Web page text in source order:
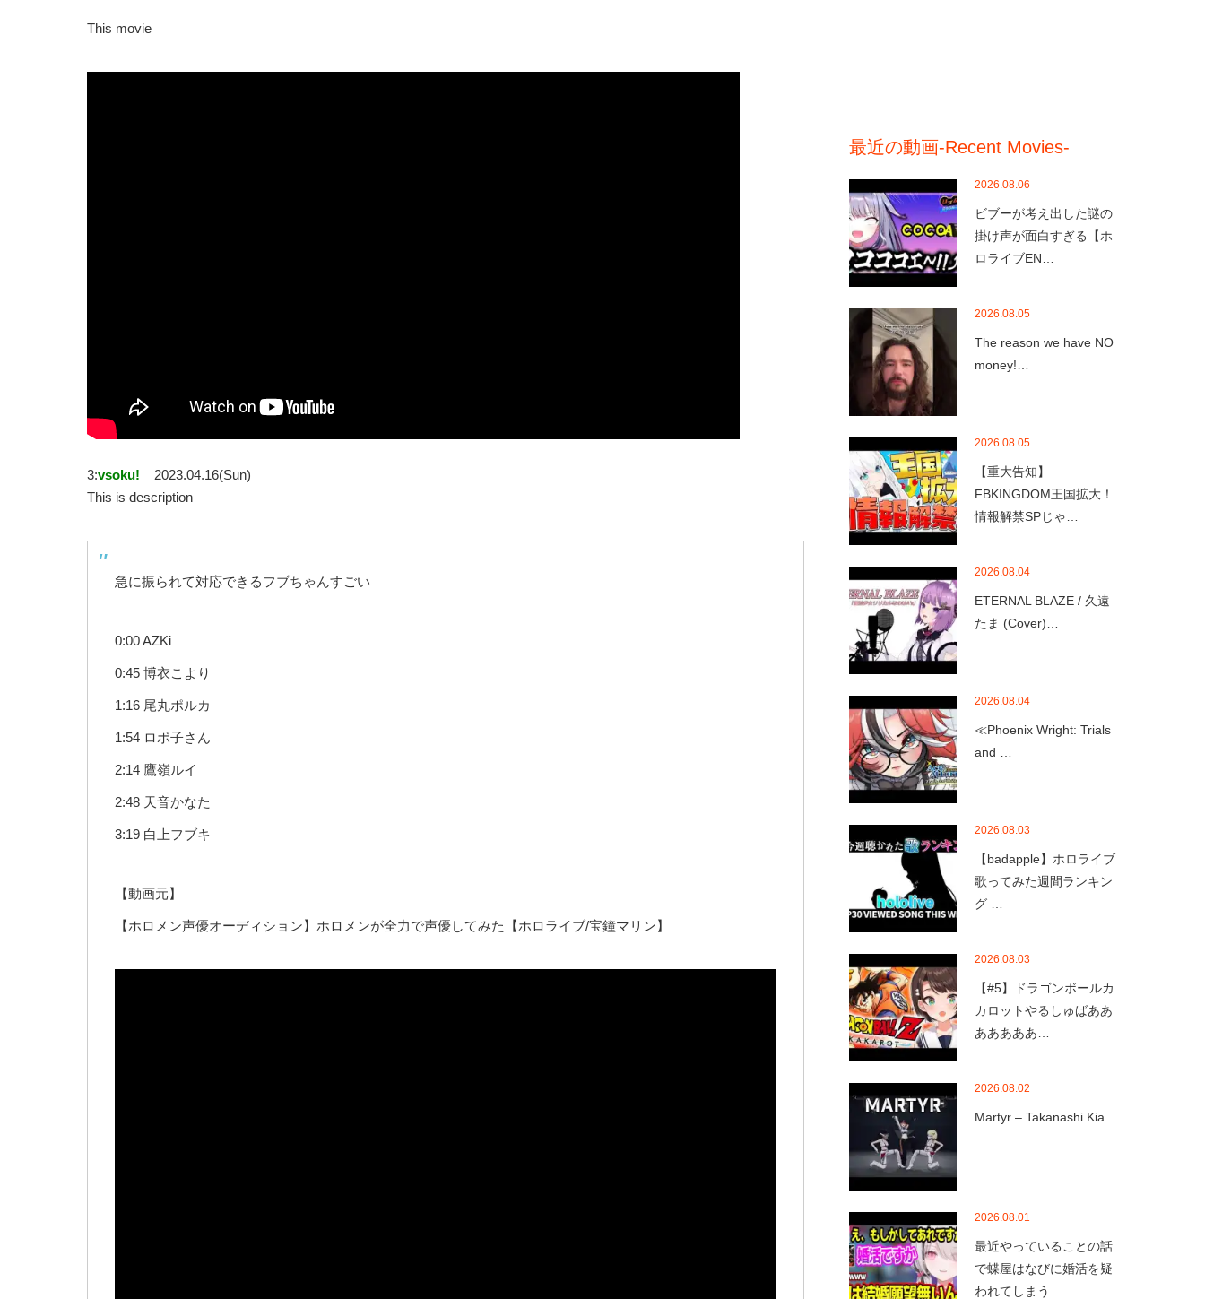
This movie
3:vsoku!
2023.04.16(Sun)
This is description
急に振られて対応できるフブちゃんすごい
0:00 AZKi
0:45 博衣こより
1:16 尾丸ポルカ
1:54 ロボ子さん
2:14 鷹嶺ルイ
2:48 天音かなた
3:19 白上フブキ
【動画元】
【ホロメン声優オーディション】ホロメンが全力で声優してみた【ホロライブ/宝鐘マリン】
最近の動画-Recent Movies-
2026.08.06
ビブーが考え出した謎の
掛け声が面白すぎる【ホ
ロライブEN…
2026.08.05
The reason we have NO
money!…
2026.08.05
【重大告知】
FBKINGDOM王国拡大！
情報解禁SPじゃ…
2026.08.04
ETERNAL BLAZE / 久遠
たま (Cover)…
2026.08.04
≪Phoenix Wright: Trials
and …
2026.08.03
【badapple】ホロライブ
歌ってみた週間ランキン
グ …
2026.08.03
【#5】ドラゴンボールカ
カロットやるしゅばああ
あああああ…
2026.08.02
Martyr – Takanashi Kia…
2026.08.01
最近やっていることの話
で蝶屋はなびに婚活を疑
われてしまう…